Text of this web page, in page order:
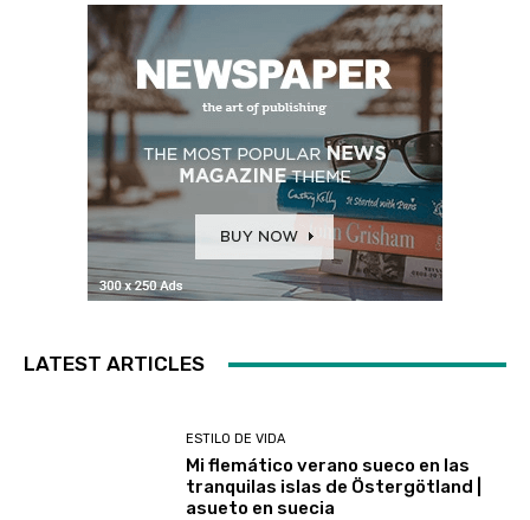
LATEST ARTICLES
ESTILO DE VIDA
Mi flemático verano sueco en las
tranquilas islas de Östergötland |
asueto en suecia